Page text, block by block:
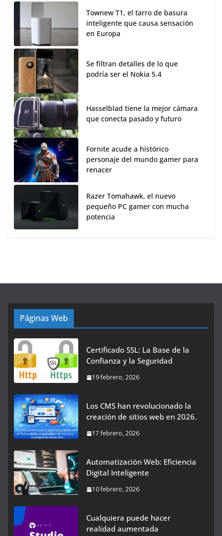
Townew T1, el tarro de basura
inteligente que causa sensación
en Europa
Se filtran detalles de lo que
podría ser el Nokia 5.4
Hasselblad tiene la mejor cámara
que conecta pasado y futuro
Fornite acude a histórico
personaje del mundo gamer para
renacer
Razer Tomahawk, el nuevo
pequeño PC gamer con mucha
potencia
Páginas Web
Certificado SSL: La Base de la
Confianza y la Seguridad
19 febrero, 2026
Los CMS han revolucionado la
creación de sitios web en 2026.
17 febrero, 2026
Automatización Web: Eficiencia
Digital Inteligente
10 febrero, 2026
Cualquiera puede hacer
realidad aumentada